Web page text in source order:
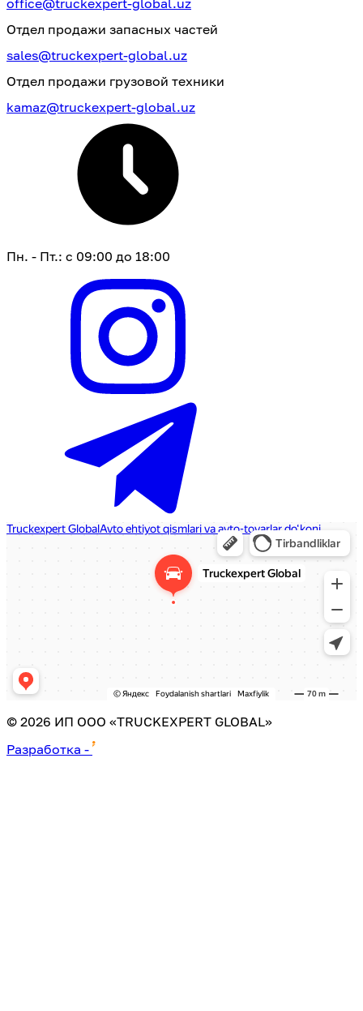
Отдел продажи запасных частей
sales@truckexpert-global.uz
Отдел продажи грузовой техники
kamaz@truckexpert-global.uz
Пн. - Пт.: с 09:00 до 18:00
© 2026 ИП ООО «TRUCKEXPERT GLOBAL»
Разработка -